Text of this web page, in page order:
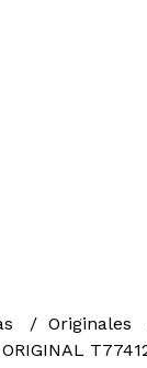
Originales